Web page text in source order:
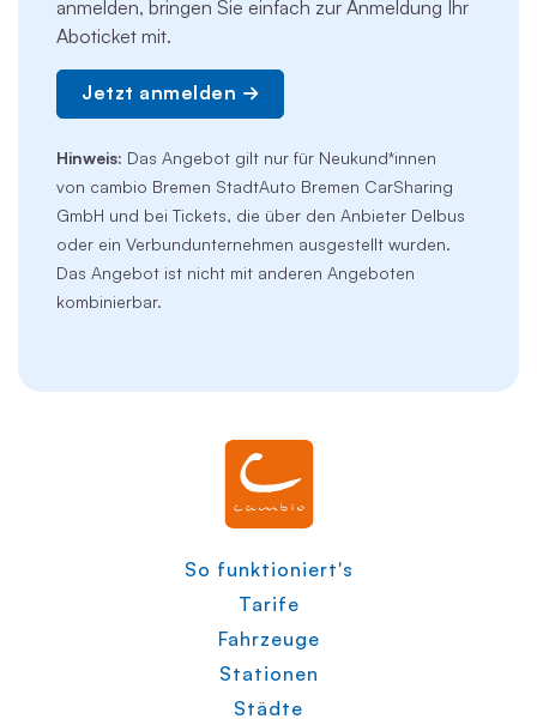
anmelden, bringen Sie einfach zur Anmeldung Ihr
Aboticket mit.
Jetzt anmelden
Hinweis: Das Angebot gilt nur für Neukund*innen
von cambio Bremen StadtAuto Bremen CarSharing
GmbH und bei Tickets, die über den Anbieter Delbus
oder ein Verbundunternehmen ausgestellt wurden.
Das Angebot ist nicht mit anderen Angeboten
kombinierbar.
So funktioniert's
Tarife
Fahrzeuge
Stationen
Städte